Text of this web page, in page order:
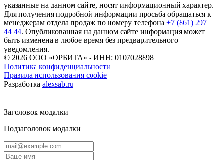
указанные на данном сайте, носят информационный характер.
Для получения подробной информации просьба обращаться к
менеджерам отдела продаж по номеру телефона +7 (861) 297
44 44. Опубликованная на данном сайте информация может
быть изменена в любое время без предварительного
уведомления.
© 2026 ООО «ОРБИТА» - ИНН: 0107028898
Политика конфиденциальности
Правила использования cookie
Разработка alexsab.ru
Заголовок модалки
Подзаголовок модалки